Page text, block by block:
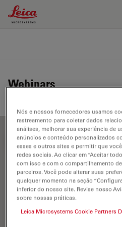
Leica Microsystems Logo
Webinars
FILTER ARTICLES
Pesquisa de peixe-zebra
Nós e nossos fornecedores usamos
rastreamento para coletar dados
análises, melhorar sua experiência de
anúncios e conteúdo personalizados
esses e outros sites e permitir que
redes sociais. Ao clicar em “Aceitar
com isso e com o compartilhamento
parceiros. Você pode alterar suas
qualquer momento na seção
inferior do nosso site. Revise nosso
sobre nossas práticas.
Leica Microsystems Cookie Partners